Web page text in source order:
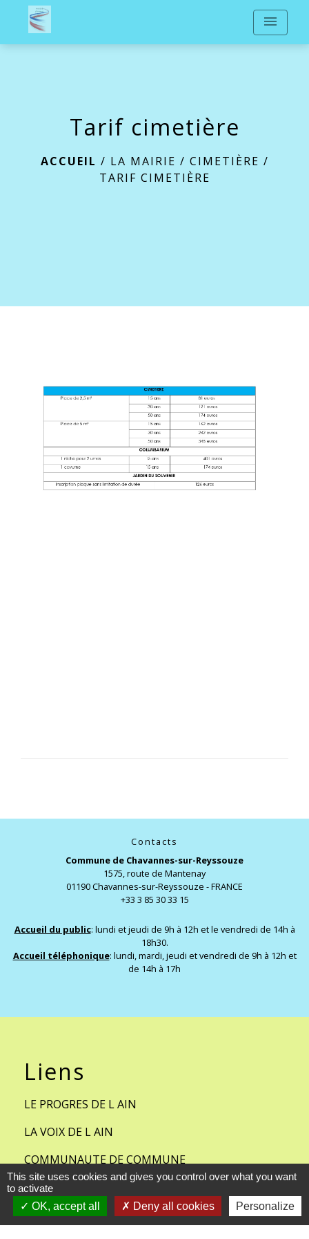
menu
Tarif cimetière
ACCUEIL / LA MAIRIE / CIMETIÈRE /
TARIF CIMETIÈRE
Contacts
Commune de Chavannes-sur-Reyssouze
1575, route de Mantenay
01190 Chavannes-sur-Reyssouze - FRANCE
+33 3 85 30 33 15
Accueil du public: lundi et jeudi de 9h à 12h et le vendredi de 14h à
18h30.
Accueil téléphonique: lundi, mardi, jeudi et vendredi de 9h à 12h et
de 14h à 17h
Liens
LE PROGRES DE L AIN
LA VOIX DE L AIN
COMMUNAUTE DE COMMUNE
BRESSE ET SAONE
METEO FRANCE- CHAVANNES
SUR REYSSOUZE
This site uses cookies and gives you control over what you want
to activate
OK, accept all
Deny all cookies Personalize